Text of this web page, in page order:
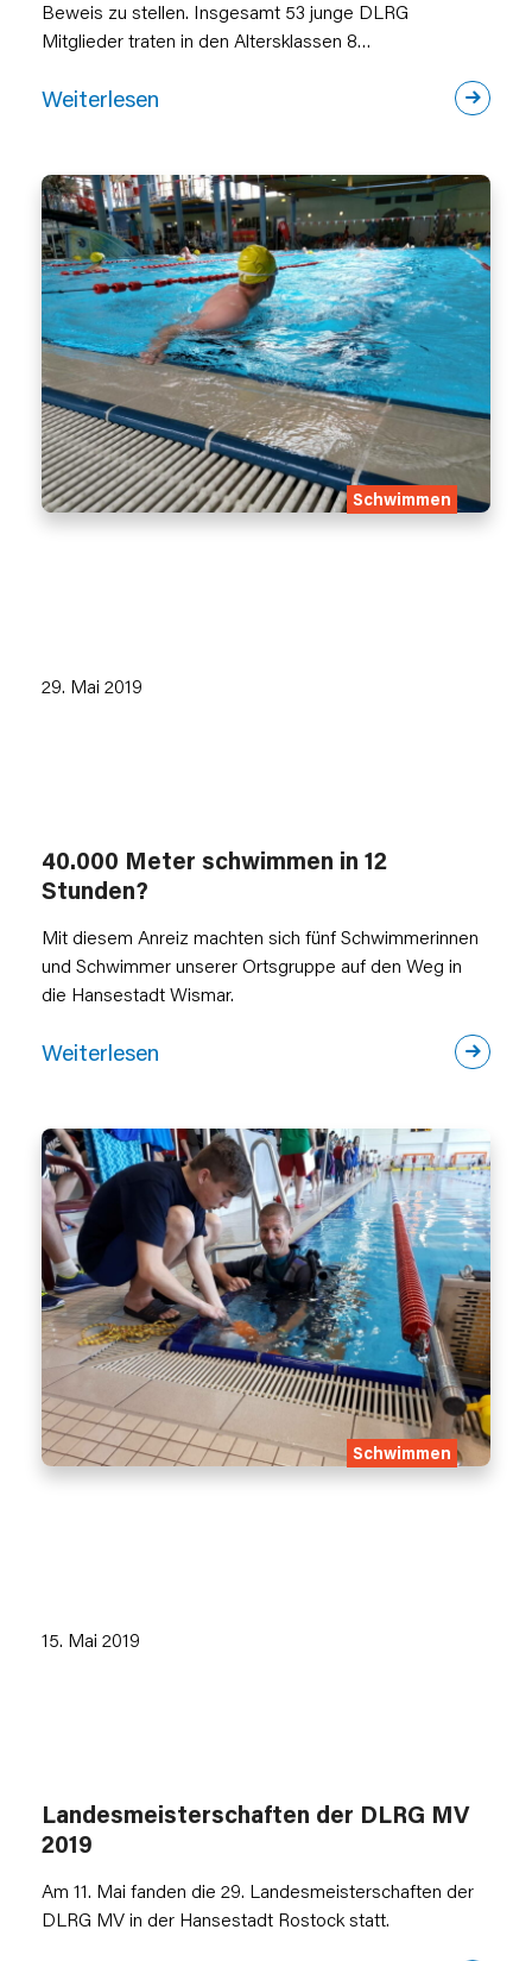
Beweis zu stellen. Insgesamt 53 junge DLRG
Mitglieder traten in den Altersklassen 8…
Weiterlesen
Schwimmen
29. Mai 2019
40.000 Meter schwimmen in 12
Stunden?
Mit diesem Anreiz machten sich fünf Schwimmerinnen
und Schwimmer unserer Ortsgruppe auf den Weg in
die Hansestadt Wismar.
Weiterlesen
Schwimmen
15. Mai 2019
Landesmeisterschaften der DLRG MV
2019
Am 11. Mai fanden die 29. Landesmeisterschaften der
DLRG MV in der Hansestadt Rostock statt.